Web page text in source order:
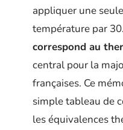
appliquer une
température par
correspond au
central pour la
françaises. Ce
simple tableau de
les équivalences